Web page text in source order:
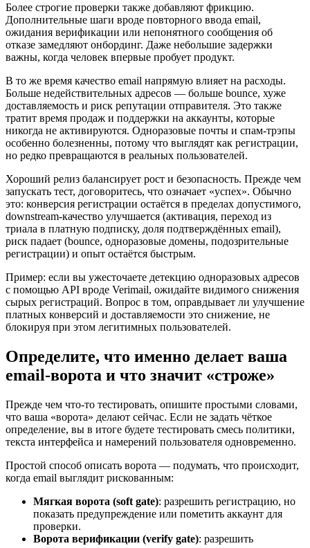
Более строгие проверки также добавляют фрикцию.
Дополнительные шаги вроде повторного ввода email,
ожидания верификации или непонятного сообщения об
отказе замедляют онбординг. Даже небольшие задержки
важны, когда человек впервые пробует продукт.
В то же время качество email напрямую влияет на расходы.
Больше недействительных адресов — больше bounce, хуже
доставляемость и риск репутации отправителя. Это также
тратит время продаж и поддержки на аккаунты, которые
никогда не активируются. Одноразовые почты и спам‑трэпы
особенно болезненны, потому что выглядят как регистрации,
но редко превращаются в реальных пользователей.
Хороший релиз балансирует рост и безопасность. Прежде чем
запускать тест, договоритесь, что означает «успех». Обычно
это: конверсия регистрации остаётся в пределах допустимого,
downstream‑качество улучшается (активация, переход из
триала в платную подписку, доля подтверждённых email),
риск падает (bounce, одноразовые домены, подозрительные
регистрации) и опыт остаётся быстрым.
Пример: если вы ужесточаете детекцию одноразовых адресов
с помощью API вроде Verimail, ожидайте видимого снижения
сырых регистраций. Вопрос в том, оправдывает ли улучшение
платных конверсий и доставляемости это снижение, не
блокируя при этом легитимных пользователей.
Определите, что именно делает ваша
email-ворота и что значит «строже»
Прежде чем что‑то тестировать, опишите простыми словами,
что ваша «ворота» делают сейчас. Если не задать чёткое
определение, вы в итоге будете тестировать смесь политики,
текста интерфейса и намерений пользователя одновременно.
Простой способ описать ворота — подумать, что происходит,
когда email выглядит рискованным:
Мягкая ворота (soft gate): разрешить регистрацию, но
показать предупреждение или пометить аккаунт для
проверки.
Ворота верификации (verify gate): разрешить